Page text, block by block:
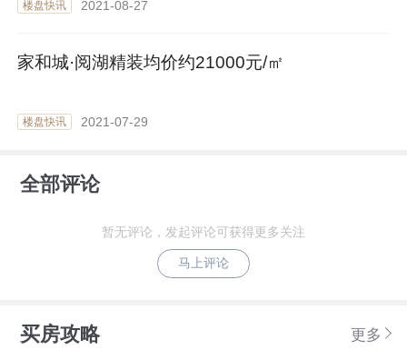
楼盘快讯 2021-08-27
家和城·阅湖精装均价约21000元/㎡
楼盘快讯 2021-07-29
全部评论
暂无评论，发起评论可获得更多关注
马上评论
买房攻略 更多